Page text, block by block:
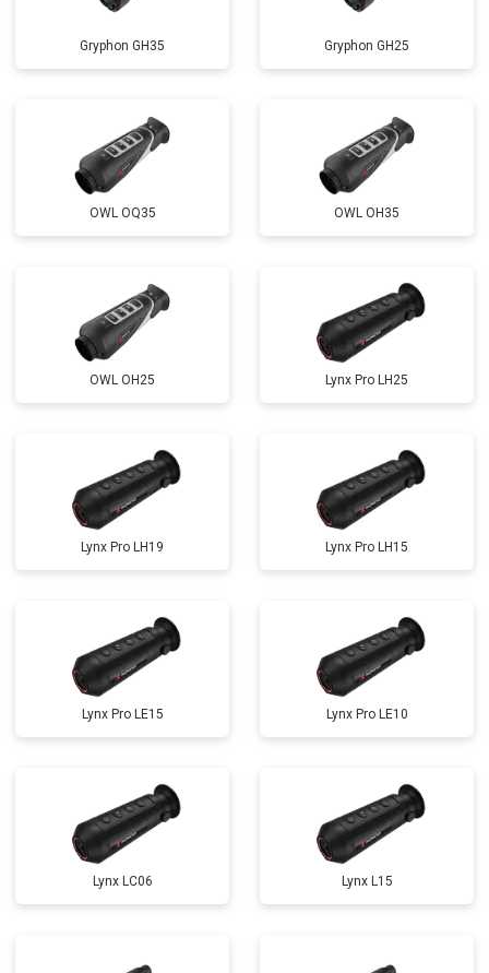
Gryphon GH35 Gryphon GH25
OWL OQ35 OWL OH35
OWL OH25 Lynx Pro LH25
Lynx Pro LH19 Lynx Pro LH15
Lynx Pro LE15 Lynx Pro LE10
Lynx LC06 Lynx L15